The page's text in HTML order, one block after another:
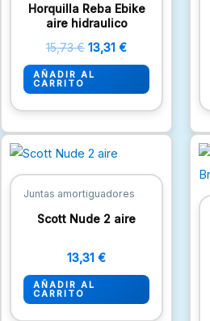
Horquilla Reba Ebike
aire hidraulico
15,73€ 13,31 €
AÑADIR AL
CARRITO
Juntas amortiguadores
Scott Nude 2 aire
13,31 €
AÑADIR AL
CARRITO